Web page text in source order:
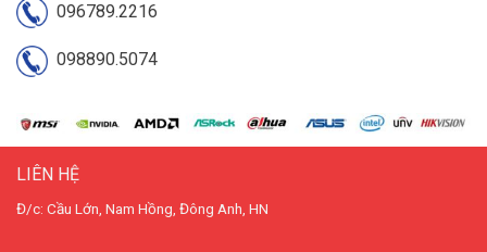
096789.2216
098890.5074
LIÊN HỆ
Đ/c: Cầu Lớn, Nam Hồng, Đông Anh, HN